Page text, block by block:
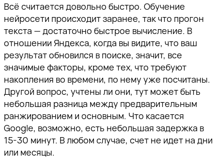
Всё считается довольно быстро. Обучение
нейросети происходит заранее, так что прогон
текста — достаточно быстрое вычисление. В
отношении Яндекса, когда вы видите, что ваш
результат обновился в поиске, значит, все
значимые факторы, кроме тех, что требуют
накопления во времени, по нему уже посчитаны.
Другой вопрос, учтены ли они, тут может быть
небольшая разница между предварительным
ранжированием и основным. Что касается
Google, возможно, есть небольшая задержка в
15-30 минут. В любом случае, счет не идет на дни
или месяцы.